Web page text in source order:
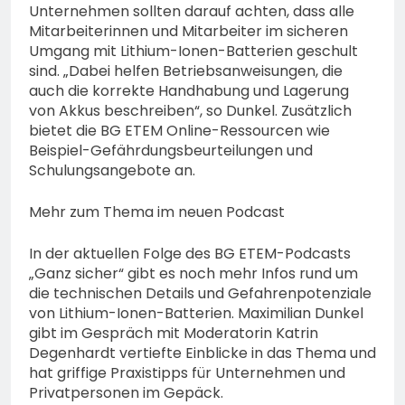
Unternehmen sollten darauf achten, dass alle
Mitarbeiterinnen und Mitarbeiter im sicheren
Umgang mit Lithium-Ionen-Batterien geschult
sind. „Dabei helfen Betriebsanweisungen, die
auch die korrekte Handhabung und Lagerung
von Akkus beschreiben“, so Dunkel. Zusätzlich
bietet die BG ETEM Online-Ressourcen wie
Beispiel-Gefährdungsbeurteilungen und
Schulungsangebote an.
Mehr zum Thema im neuen Podcast
In der aktuellen Folge des BG ETEM-Podcasts
„Ganz sicher“ gibt es noch mehr Infos rund um
die technischen Details und Gefahrenpotenziale
von Lithium-Ionen-Batterien. Maximilian Dunkel
gibt im Gespräch mit Moderatorin Katrin
Degenhardt vertiefte Einblicke in das Thema und
hat griffige Praxistipps für Unternehmen und
Privatpersonen im Gepäck.